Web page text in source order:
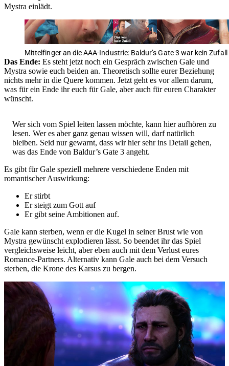
Mystra einlädt.
Mittelfinger an die AAA-Industrie: Baldur’s Gate 3 war kein Zufall
Das Ende: Es steht jetzt noch ein Gespräch zwischen Gale und
Mystra sowie euch beiden an. Theoretisch sollte eurer Beziehung
nichts mehr in die Quere kommen. Jetzt geht es vor allem darum,
was für ein Ende ihr euch für Gale, aber auch für euren Charakter
wünscht.
Wer sich vom Spiel leiten lassen möchte, kann hier aufhören zu
lesen. Wer es aber ganz genau wissen will, darf natürlich
bleiben. Seid nur gewarnt, dass wir hier sehr ins Detail gehen,
was das Ende von Baldur’s Gate 3 angeht.
Es gibt für Gale speziell mehrere verschiedene Enden mit
romantischer Auswirkung:
Er stirbt
Er steigt zum Gott auf
Er gibt seine Ambitionen auf.
Gale kann sterben, wenn er die Kugel in seiner Brust wie von
Mystra gewünscht explodieren lässt. So beendet ihr das Spiel
vergleichsweise leicht, aber eben auch mit dem Verlust eures
Romance-Partners. Alternativ kann Gale auch bei dem Versuch
sterben, die Krone des Karsus zu bergen.